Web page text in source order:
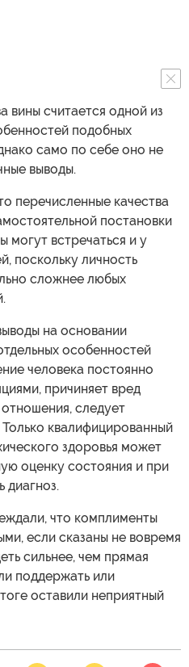
вины считается одной из
подобных
само по себе оно не
выводы.
перечисленные качества
постановки
могут встречаться и у
поскольку личность
сложнее любых
на основании
особенностей
человека постоянно
причиняет вред
следует
квалифицированный
здоровья может
оценку состояния и при
диагноз.
что комплименты
если сказаны не вовремя
сильнее, чем прямая
поддержать или
оставили неприятный